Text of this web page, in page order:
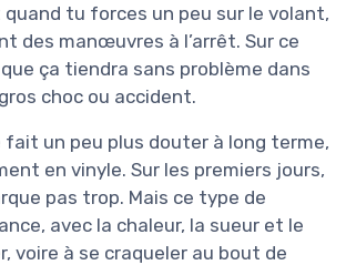
tu forces un peu sur le volant,
des manœuvres à l’arrêt. Sur ce
ça tiendra sans problème dans
choc ou accident.
fait un peu plus douter à long terme,
en vinyle. Sur les premiers jours,
pas trop. Mais ce type de
avec la chaleur, la sueur et le
voire à se craqueler au bout de